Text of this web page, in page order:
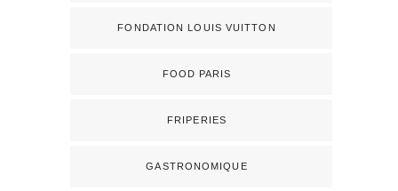
FONDATION LOUIS VUITTON
FOOD PARIS
FRIPERIES
GASTRONOMIQUE